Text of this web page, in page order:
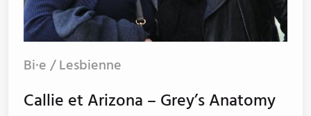
Bi·e / Lesbienne
Callie et Arizona – Grey’s Anatomy